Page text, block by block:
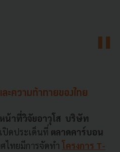
ะความท้าทายของไทย
น้าที่วิจัยอาวุโส บริษัท
เปิดประเด็นที่ ตลาดคาร์บอน
ไทยมีการจัดทำ โครงการ T-